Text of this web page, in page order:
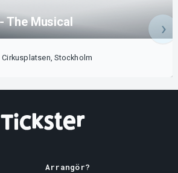
The Musical
Cirkusplatsen, Stockholm
Arrangör?